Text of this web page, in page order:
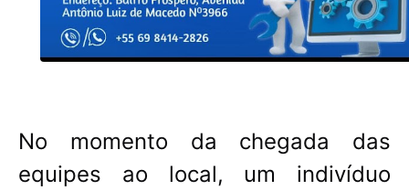
No momento da chegada das
equipes ao local, um indivíduo